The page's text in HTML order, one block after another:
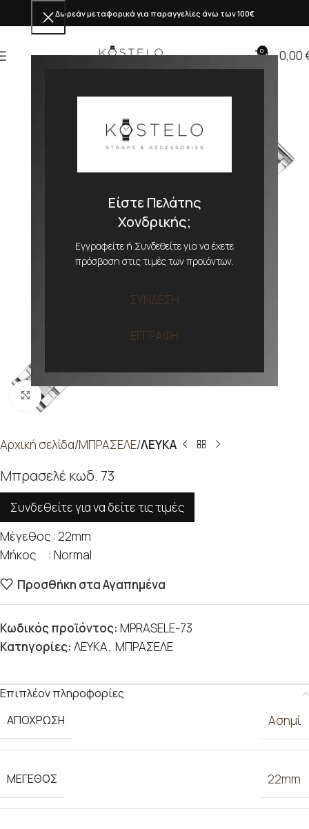
Είστε Πελάτης
Χονδρικής;
Εγγραφείτε ή Συνδεθείτε για να έχετε
πρόσβαση στις τιμές των προϊόντων.
ΣΥΝΔΕΣΗ
ΕΓΓΡΑΦΗ
Δωρεάν μεταφορικά για παραγγελίες άνω των 100€
0 0,00
Προβολή
Αρχική σελίδα ΜΠΡΑΣΕΛΕ ΛΕΥΚΑ
Μπρασελέ κωδ. 73
Συνδεθείτε για να δείτε τις τιμές
Μέγεθος : 22mm
Μήκος : Normal
Προσθήκη στα Αγαπημένα
Κωδικός προϊόντος: MPRASELE-73
Κατηγορίες: ΛΕΥΚΑ, ΜΠΡΑΣΕΛΕ
Επιπλέον πληροφορίες
ΑΠΟΧΡΩΣΗ
Ασημί
ΜΕΓΕΘΟΣ 22mm